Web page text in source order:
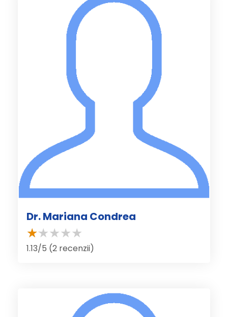
Dr. Mariana Condrea
1.13/5 (2 recenzii)